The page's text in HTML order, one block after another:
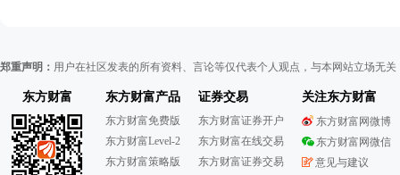
郑重声明： 用户在社区发表的所有资料、言论等仅代表个人观点，与本网站立场无
东方财富 东方财富产品
东方财富免费版
东方财富Level-2
东方财富策略版
证券交易
东方财富证券开户
东方财富在线交易
东方财富证券交易
关注东方财富
东方财富网微博
东方财富网微信
意见与建议